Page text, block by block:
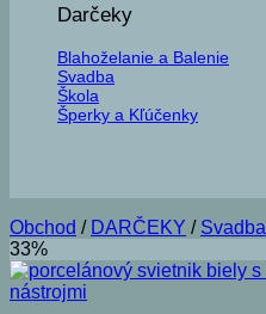
Darčeky
Blahoželanie a Balenie
Svadba
Škola
Šperky a Kľúčenky
Obchod / DARČEKY / Svadba
33%